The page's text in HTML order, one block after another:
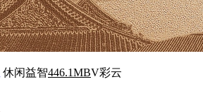
休闲益智446.1MBV彩云